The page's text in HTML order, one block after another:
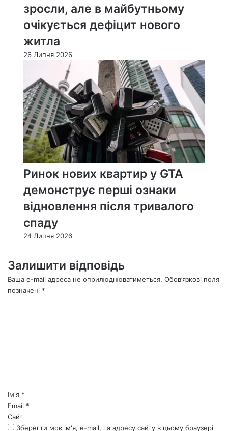
зросли, але в майбутньому
очікується дефіцит нового
житла
26 Липня 2026
Ринок нових квартир у GTA
демонструє перші ознаки
відновлення після тривалого
спаду
24 Липня 2026
Залишити відповідь
Ваша e-mail адреса не оприлюднюватиметься. Обов’язкові поля
позначені *
*Ім'я *
Email *
Сайт
Зберегти моє ім'я, e-mail, та адресу сайту в цьому браузері